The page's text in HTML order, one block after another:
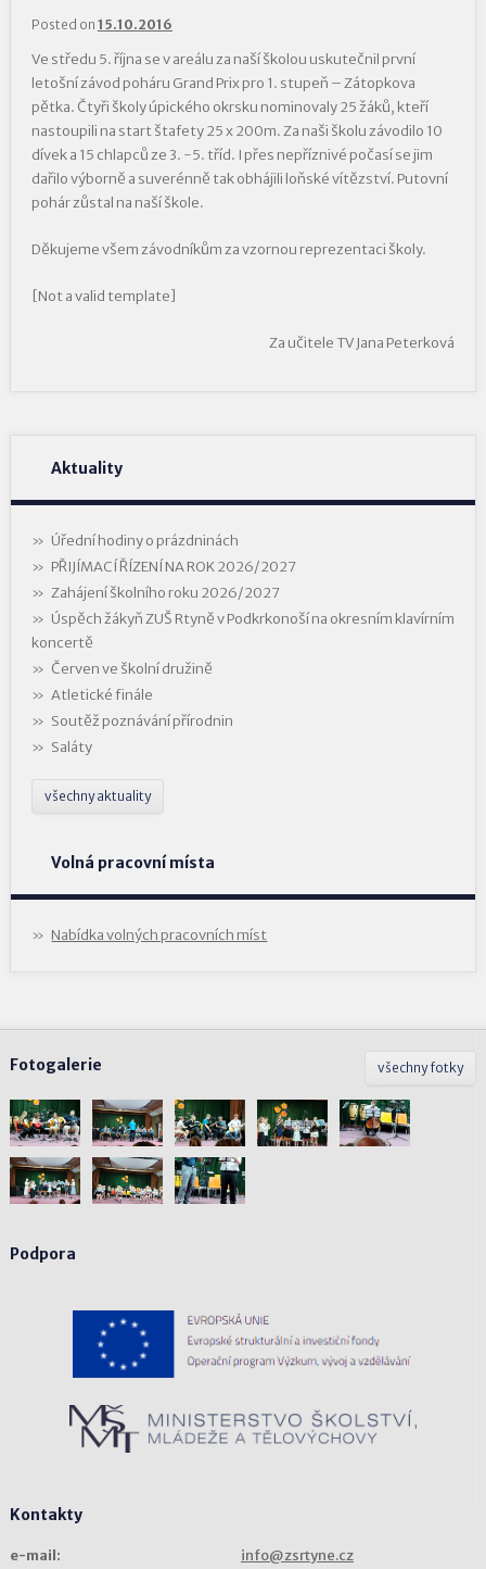
Posted on 15.10.2016
Ve středu 5. října se v areálu za naší školou uskutečnil první
letošní závod poháru Grand Prix pro 1. stupeň – Zátopkova
pětka. Čtyři školy úpického okrsku nominovaly 25 žáků, kteří
nastoupili na start štafety 25 x 200m. Za naši školu závodilo 10
dívek a 15 chlapců ze 3. -5. tříd. I přes nepříznivé počasí se jim
dařilo výborně a suverénně tak obhájili loňské vítězství. Putovní
pohár zůstal na naší škole.
Děkujeme všem závodníkům za vzornou reprezentaci školy.
[Not a valid template]
Za učitele TV Jana Peterková
Aktuality
Úřední hodiny o prázdninách
PŘIJÍMACÍ ŘÍZENÍ NA ROK 2026/2027
Zahájení školního roku 2026/2027
Úspěch žákyň ZUŠ Rtyně v Podkrkonoší na okresním klavírním
koncertě
Červen ve školní družině
Atletické finále
Soutěž poznávání přírodnin
Saláty
všechny aktuality
Volná pracovní místa
Nabídka volných pracovních míst
všechny fotky
Fotogalerie
Podpora
Kontakty
e-mail:
info@zsrtyne.cz